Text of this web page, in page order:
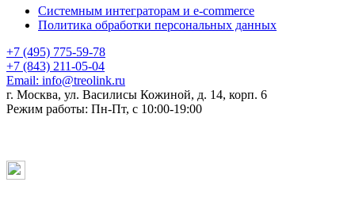
Системным интеграторам и e-commerce
Политика обработки персональных данных
+7 (495) 775-59-78
+7 (843) 211-05-04
Email: info@treolink.ru
г. Москва, ул. Василисы Кожиной, д. 14, корп. 6
Режим работы: Пн-Пт, с 10:00-19:00